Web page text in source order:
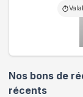
Nos bons de
récents